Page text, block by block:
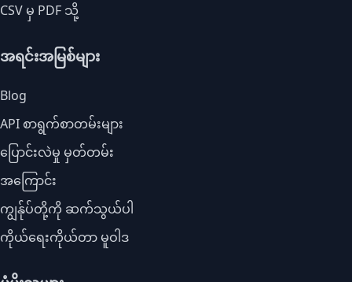
CSV မှ PDF သို့
အရင်းအမြစ်များ
Blog
API စာရွက်စာတမ်းများ
ပြောင်းလဲမှု မှတ်တမ်း
အကြောင်း
ကျွန်ုပ်တို့ကို ဆက်သွယ်ပါ
ကိုယ်ရေးကိုယ်တာ မူဝါဒ